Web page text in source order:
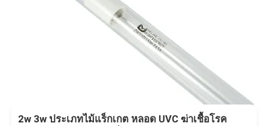
2w 3w ประเภทไม้แร็กเกต หลอด UVC ฆ่าเชื้อโรค